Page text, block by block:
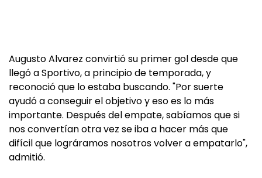
Augusto Alvarez convirtió su primer gol desde que
llegó a Sportivo, a principio de temporada, y
reconoció que lo estaba buscando. "Por suerte
ayudó a conseguir el objetivo y eso es lo más
importante. Después del empate, sabíamos que si
nos convertían otra vez se iba a hacer más que
difícil que lográramos nosotros volver a empatarlo",
admitió.